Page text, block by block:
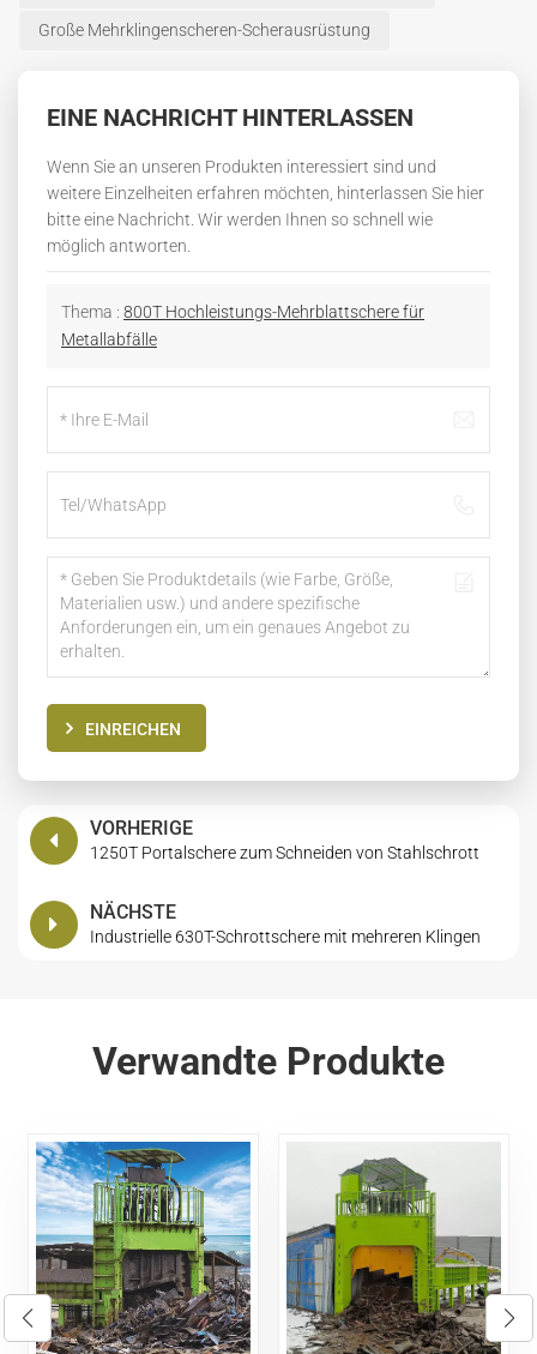
Große Mehrklingenscheren-Scherausrüstung
EINE NACHRICHT HINTERLASSEN
Wenn Sie an unseren Produkten interessiert sind und
weitere Einzelheiten erfahren möchten, hinterlassen Sie hier
bitte eine Nachricht. Wir werden Ihnen so schnell wie
möglich antworten.
Thema : 800T Hochleistungs-Mehrblattschere für
Metallabfälle
EINREICHEN
VORHERIGE
1250T Portalschere zum Schneiden von Stahlschrott
NÄCHSTE
Industrielle 630T-Schrottschere mit mehreren Klingen
Verwandte Produkte